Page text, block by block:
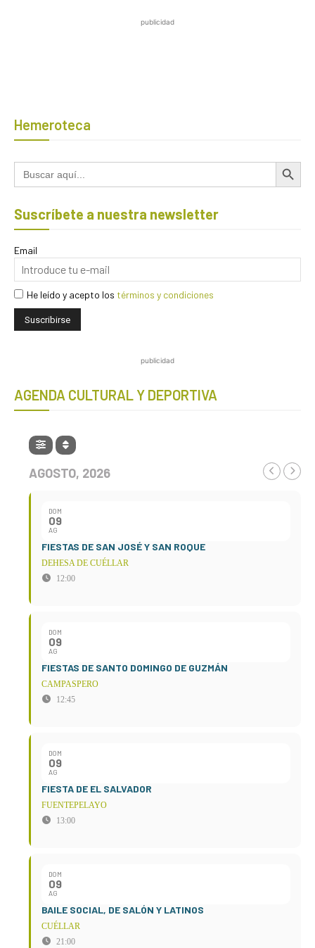
publicidad
Hemeroteca
Buscar: Botón de
Suscríbete a nuestra newsletter
Email
He leído y acepto los términos y condiciones
publicidad
AGENDA CULTURAL Y DEPORTIVA
AGOSTO, 2026
DOM
09
AG
FIESTAS DE SAN JOSÉ Y SAN ROQUE
DEHESA DE CUÉLLAR
12:00
DOM
09
AG
FIESTAS DE SANTO DOMINGO DE GUZMÁN
CAMPASPERO
12:45
DOM
09
AG
FIESTA DE EL SALVADOR
FUENTEPELAYO
13:00
DOM
09
AG
BAILE SOCIAL, DE SALÓN Y LATINOS
CUÉLLAR
21:00